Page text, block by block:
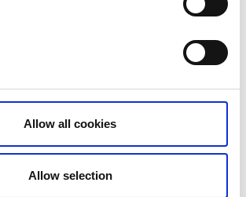
Allow all cookies
Allow selection
welche sich ausgezeichnet
eignen. Ausserdem kann man hier die
Pausen für